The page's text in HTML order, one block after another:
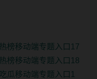
榜移动端专题入口17
榜移动端专题入口18
瓜移动端专题入口1